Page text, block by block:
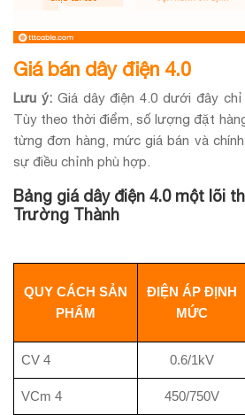
Giá bán dây điện 4.0
Lưu ý: Giá dây điện 4.0 dưới đây chỉ
Tùy theo thời điểm, số lượng đặt
từng đơn hàng, mức giá bán và
sự điều chỉnh phù hợp.
Bảng giá dây điện 4.0 một lõi
Trường Thành
QUY CÁCH SẢN
PHẨM
ĐIỆN ÁP ĐỊNH
MỨC
CV 4 0.6/1kV
VCm 4 450/750V